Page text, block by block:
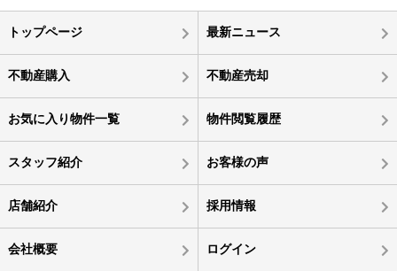
トップページ 最新ニュース
不動産購入 不動産売却
お気に入り物件一覧 物件閲覧履歴
スタッフ紹介 お客様の声
店舗紹介 採用情報
会社概要 ログイン